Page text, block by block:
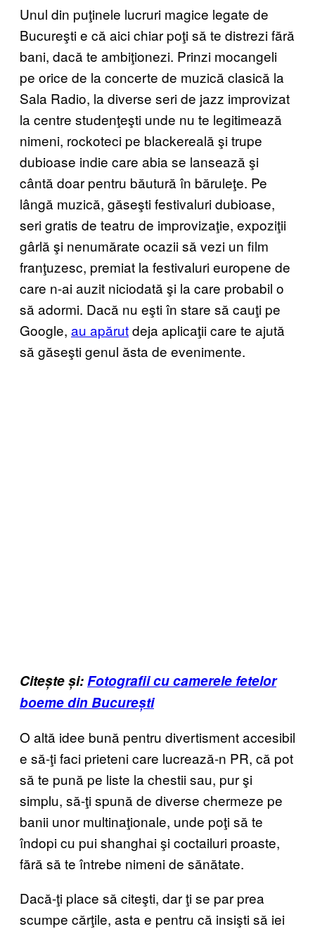
Unul din puţinele lucruri magice legate de
Bucureşti e că aici chiar poţi să te distrezi fără
bani, dacă te ambiţionezi. Prinzi mocangeli
pe orice de la concerte de muzică clasică la
Sala Radio, la diverse seri de jazz improvizat
la centre studenţeşti unde nu te legitimează
nimeni, rockoteci pe blackereală şi trupe
dubioase indie care abia se lansează şi
cântă doar pentru băutură în băruleţe. Pe
lângă muzică, găseşti festivaluri dubioase,
seri gratis de teatru de improvizaţie, expoziţii
gârlă şi nenumărate ocazii să vezi un film
franţuzesc, premiat la festivaluri europene de
care n-ai auzit niciodată şi la care probabil o
să adormi. Dacă nu eşti în stare să cauţi pe
Google, au apărutdeja aplicaţii care te ajută
să găseşti genul ăsta de evenimente.
Citește și:Fotografii cu camerele fetelor
boeme din București
O altă idee bună pentru divertisment accesibil
e să-ţi faci prieteni care lucrează-n PR, că pot
să te pună pe liste la chestii sau, pur şi
simplu, să-ţi spună de diverse chermeze pe
banii unor multinaţionale, unde poţi să te
îndopi cu pui shanghai şi coctailuri proaste,
fără să te întrebe nimeni de sănătate.
Dacă-ţi place să citeşti, dar ţi se par prea
scumpe cărţile, asta e pentru că insişti să iei